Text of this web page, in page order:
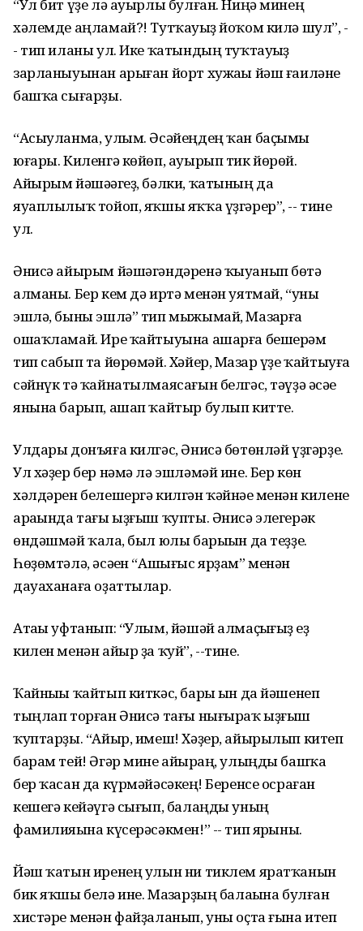
“Ул бит үҙе лә ауырлы булған. Ниңә минең
хәлемде аңламай?! Тутҡауһыҙ йоҡом килә шул”, -
- тип иланы ул. Ике ҡатындың туҡтауһыҙ
зарланыуынан арыған йорт хужаһы йәш ғаиләне
башҡа сығарҙы.
“Асыуланма, улым. Әсәйеңдең ҡан баҫымы
юғары. Киленгә көйөп, ауырып тик йөрөй.
Айырым йәшәһәгеҙ, бәлки, ҡатының да
яуаплылыҡ тойоп, яҡшы яҡҡа үҙгәрер”, -- тине
ул.
Әнисә айырым йәшәгәндәренә ҡыуанып бөтә
алманы. Бер кем дә иртә менән уятмай, “уны
эшлә, быны эшлә” тип мыжымай, Мазһарға
ошаҡламай. Ире ҡайтыуына ашарға бешерәм
тип сабып та йөрөмәй. Хәйер, Мазһар үҙе ҡайтыуға
сәйнүк тә ҡайнатылмаясағын белгәс, тәүҙә әсәһе
янына барып, ашап ҡайтыр булып китте.
Улдары донъяға килгәс, Әнисә бөтөнләй үҙгәрҙе.
Ул хәҙер бер нәмә лә эшләмәй ине. Бер көн
хәлдәрен белешергә килгән ҡәйнәһе менән килене
араһында тағы ыҙғыш ҡупты. Әнисә элегерәк
өндәшмәй ҡалһа, был юлы барыһын да теҙҙе.
Һөҙөмтәлә, әсәһен “Ашығыс ярҙам” менән
дауаханаға оҙаттылар.
Атаһы уфтанып: “Улым, йәшәй алмаҫһығыҙ һеҙ
килен менән айыр ҙа ҡуй”, --тине.
Ҡайныһы ҡайтып киткәс, барыһ ын да йәшенеп
тыңлап торған Әнисә тағы нығыраҡ ыҙғыш
ҡуптарҙы. “Айыр, имеш! Хәҙер, айырылып китеп
барам тей! Әгәр мине айырһаң, улыңды башҡа
бер ҡасан да күрмәйәсәкһең! Беренсе осраған
кешегә кейәүгә сығып, балаңды уның
фамилияһына күсерәсәкмен!” -- тип ярһыны.
Йәш ҡатын иренең улын ни тиклем яратҡанын
бик яҡшы белә ине. Мазһарҙың балаһына булған
хистәре менән файҙаланып, уны оҫта ғына итеп